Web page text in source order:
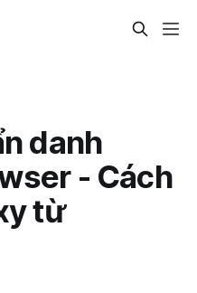
danh
- Cách
từ